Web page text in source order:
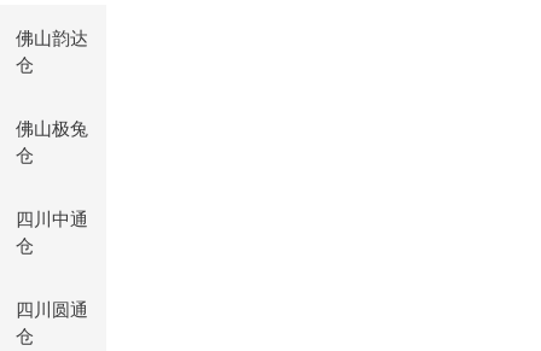
佛山韵达
仓
佛山极兔
仓
四川中通
仓
四川圆通
仓